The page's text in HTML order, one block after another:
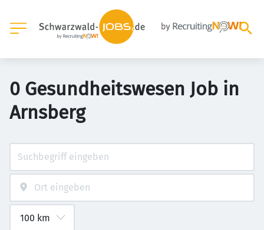
0 Gesundheitswesen Job in
Arnsberg